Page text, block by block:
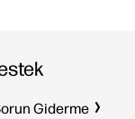
Giderme